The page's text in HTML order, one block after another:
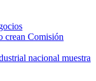
crean Comisión
nacional muestra